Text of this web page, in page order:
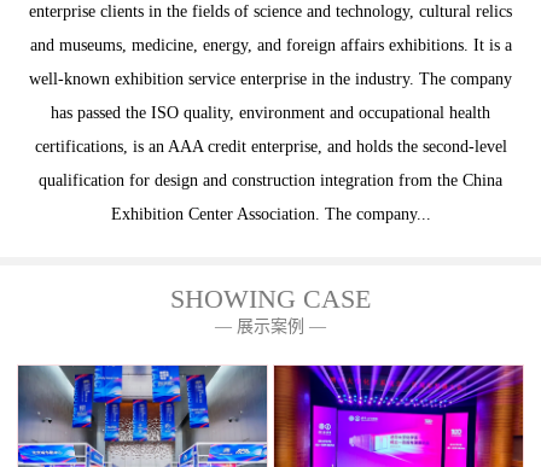
enterprise clients in the fields of science and technology, cultural relics
and museums, medicine, energy, and foreign affairs exhibitions. It is a
well-known exhibition service enterprise in the industry. The company
has passed the ISO quality, environment and occupational health
certifications, is an AAA credit enterprise, and holds the second-level
qualification for design and construction integration from the China
Exhibition Center Association. The company...
SHOWING CASE
— 展示案例 —